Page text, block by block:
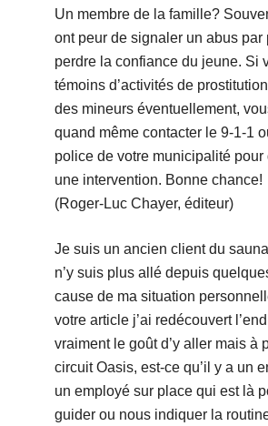
Un membre de la famille?
ont peur de signaler un abus par
perdre la confiance du jeune. Si
témoins d’activités de
des mineurs éventuellement,
quand même contacter le 9-1-1
police de votre municipalité pour
une intervention. Bonne chance!
(Roger-Luc Chayer, éditeur)
Je suis un ancien client du
n’y suis plus allé depuis
cause de ma situation
votre article j’ai redécouvert
vraiment le goût d’y aller mais à
circuit Oasis, est-ce qu’il y a un
un employé sur place qui est là
guider ou nous indiquer la